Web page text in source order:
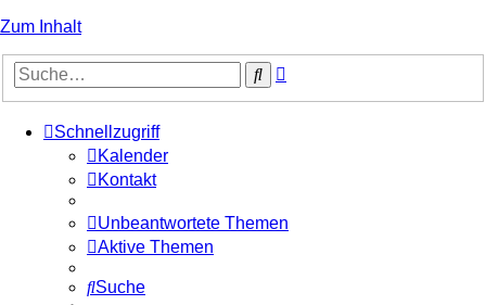
Zum Inhalt
Suche
Schnellzugriff
Kalender
Kontakt
Unbeantwortete Themen
Aktive Themen
Suche